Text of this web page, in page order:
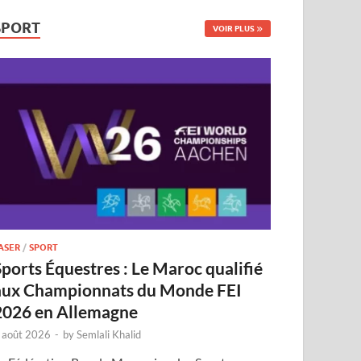
VOIR PLUS
/SPORT
Équestres : Le Maroc qualifié
Championnats du Monde FEI
en Allemagne
2026 - bySemlali Khalid